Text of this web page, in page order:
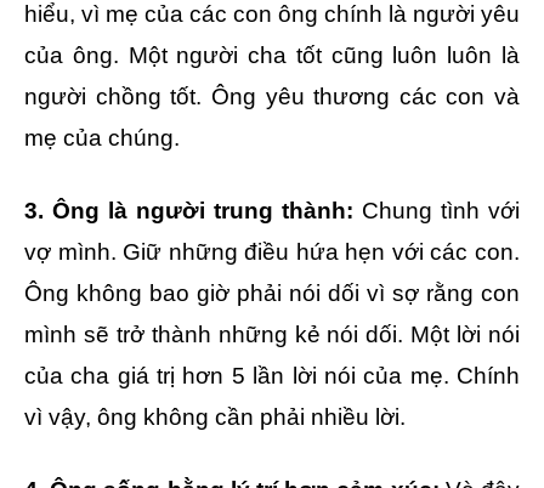
hiểu, vì mẹ của các con ông chính là người yêu
của ông. Một người cha tốt cũng luôn luôn là
người chồng tốt. Ông yêu thương các con và
mẹ của chúng.
3. Ông là người trung thành: Chung tình với
vợ mình. Giữ những điều hứa hẹn với các con.
Ông không bao giờ phải nói dối vì sợ rằng con
mình sẽ trở thành những kẻ nói dối. Một lời nói
của cha giá trị hơn 5 lần lời nói của mẹ. Chính
vì vậy, ông không cần phải nhiều lời.